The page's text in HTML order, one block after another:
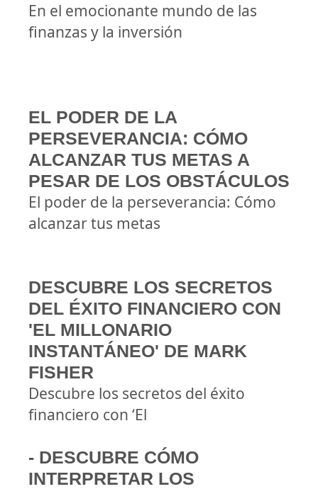
En el emocionante mundo de las
finanzas y la inversión
EL PODER DE LA
PERSEVERANCIA: CÓMO
ALCANZAR TUS METAS A
PESAR DE LOS OBSTÁCULOS
El poder de la perseverancia: Cómo
alcanzar tus metas
DESCUBRE LOS SECRETOS
DEL ÉXITO FINANCIERO CON
'EL MILLONARIO
INSTANTÁNEO' DE MARK
FISHER
Descubre los secretos del éxito
financiero con ‘El
- DESCUBRE CÓMO
INTERPRETAR LOS